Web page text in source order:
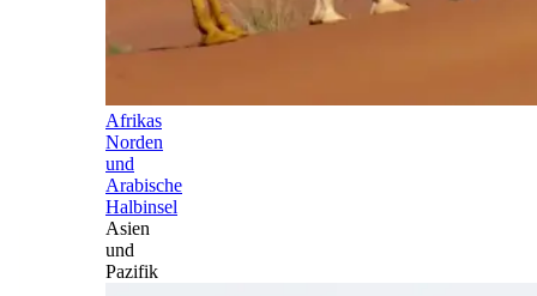
Afrikas
Norden
und
Arabische
Halbinsel
Asien
und
Pazifik